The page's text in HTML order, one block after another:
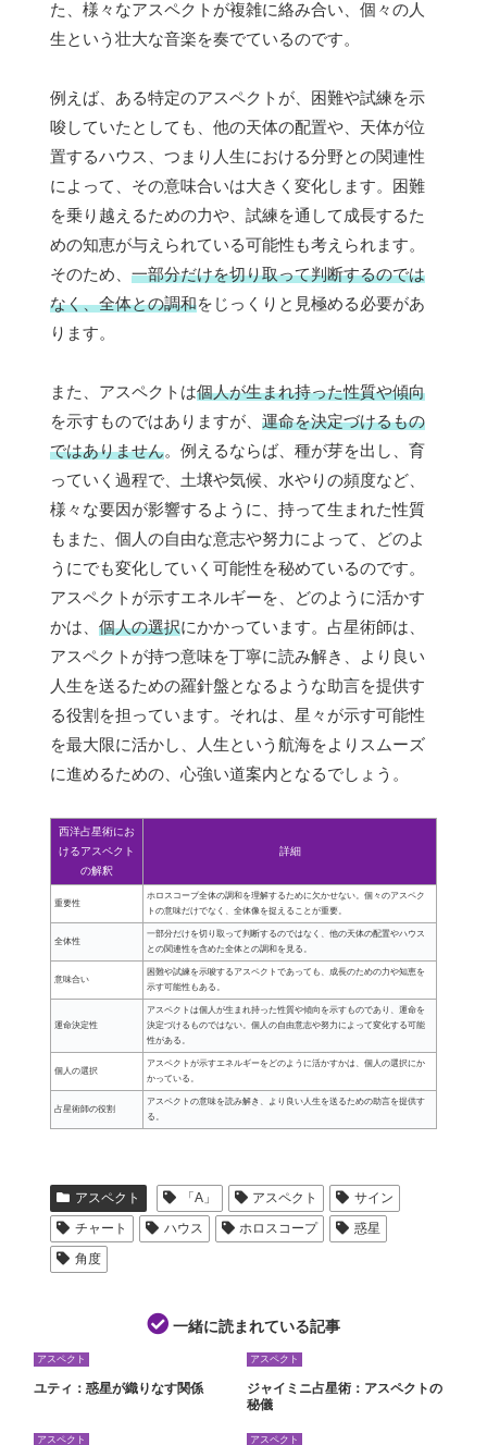
た、様々なアスペクトが複雑に絡み合い、個々の人
生という壮大な音楽を奏でているのです。
例えば、ある特定のアスペクトが、困難や試練を示
唆していたとしても、他の天体の配置や、天体が位
置するハウス、つまり人生における分野との関連性
によって、その意味合いは大きく変化します。困難
を乗り越えるための力や、試練を通して成長するた
めの知恵が与えられている可能性も考えられます。
そのため、 一部分だけを切り取って判断するのでは
なく、全体との調和をじっくりと見極める必要があ
ります。
また、アスペクトは個人が生まれ持った性質や傾向
を示すものではありますが、 運命を決定づけるもの
ではありません。例えるならば、種が芽を出し、育
っていく過程で、土壌や気候、水やりの頻度など、
様々な要因が影響するように、持って生まれた性質
もまた、個人の自由な意志や努力によって、どのよ
うにでも変化していく可能性を秘めているのです。
アスペクトが示すエネルギーを、どのように活かす
かは、 個人の選択にかかっています。占星術師は、
アスペクトが持つ意味を丁寧に読み解き、より良い
人生を送るための羅針盤となるような助言を提供す
る役割を担っています。それは、星々が示す可能性
を最大限に活かし、人生という航海をよりスムーズ
に進めるための、心強い道案内となるでしょう。
西洋占星術にお
けるアスペクト
の解釈
詳細
重要性
ホロスコープ全体の調和を理解するために欠かせない。個々のアスペク
トの意味だけでなく、全体像を捉えることが重要。
全体性
一部分だけを切り取って判断するのではなく、他の天体の配置やハウス
との関連性を含めた全体との調和を見る。
意味合い
困難や試練を示唆するアスペクトであっても、成長のための力や知恵を
示す可能性もある。
運命決定性
アスペクトは個人が生まれ持った性質や傾向を示すものであり、運命を
決定づけるものではない。個人の自由意志や努力によって変化する可能
性がある。
個人の選択
アスペクトが示すエネルギーをどのように活かすかは、個人の選択にか
かっている。
占星術師の役割
アスペクトの意味を読み解き、より良い人生を送るための助言を提供す
る。
アスペクト 「A」 アスペクト
サイン
チャート
ハウス ホロスコープ
惑星
角度
一緒に読まれている記事
アスペクト
ユティ：惑星が織りなす関係
アスペクト
ジャイミニ占星術：アスペクトの
秘儀
アスペクト アスペクト